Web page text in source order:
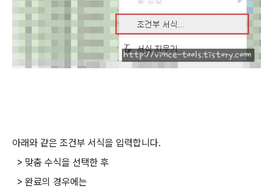
아래와 같은 조건부 서식을 입력합니다.
> 맞춤 수식을 선택한 후
> 완료의 경우에는